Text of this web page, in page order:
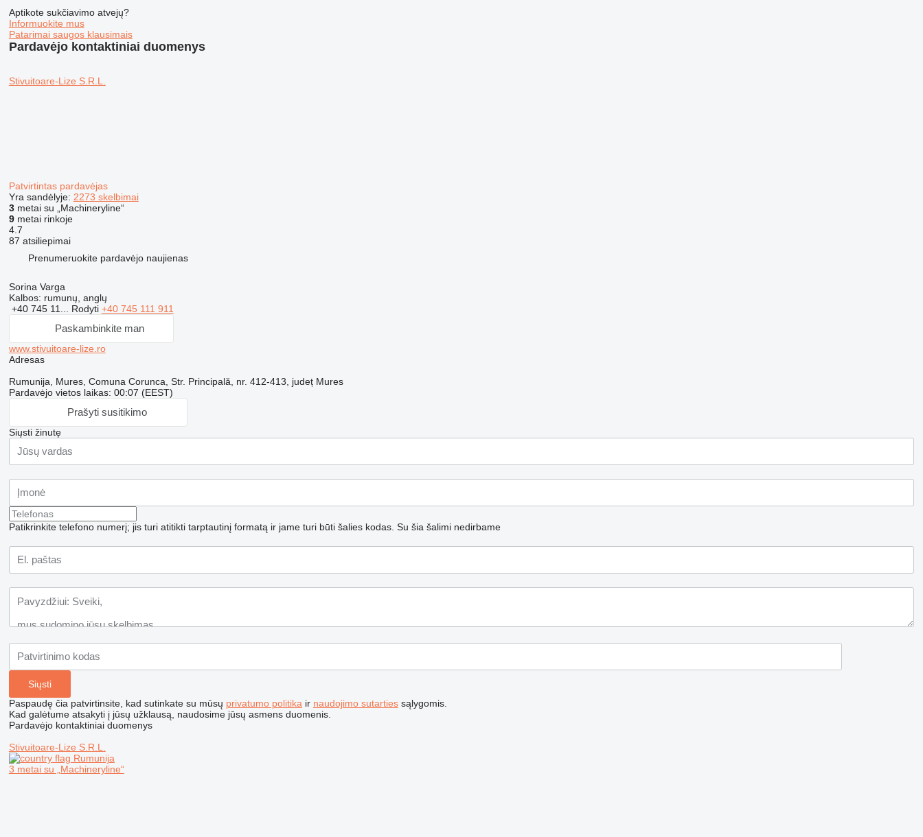
Aptikote sukčiavimo atvejų?
Informuokite mus
Patarimai saugos klausimais
Pardavėjo kontaktiniai duomenys
Stivuitoare-Lize S.R.L.
Patvirtintas pardavėjas
Yra sandėlyje: 2273 skelbimai
3metai su „Machineryline“
9metai rinkoje
4.7
87 atsiliepimai
Prenumeruokite pardavėjo naujienas
Sorina Varga
Kalbos: rumunų, anglų
+40 745 11... Rodyti +40 745 111 911
Paskambinkite man
www.stivuitoare-lize.ro
Adresas
Rumunija, Mures, Comuna Corunca, Str. Principală, nr. 412-413, județ Mures
Pardavėjo vietos laikas: 00:07 (EEST)
Prašyti susitikimo
Siųsti žinutę
Patikrinkite telefono numerį; jis turi atitikti tarptautinį formatą ir jame turi būti šalies kodas. Su šia šalimi nedirbame
Paspaudę čia patvirtinsite, kad sutinkate su mūsų privatumo politika ir naudojimo sutartiessąlygomis.
Kad galėtume atsakyti į jūsų užklausą, naudosime jūsų asmens duomenis.
Pardavėjo kontaktiniai duomenys
Stivuitoare-Lize S.R.L.
Rumunija
3 metai su „Machineryline“